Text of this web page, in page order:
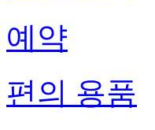
예약
편의 용품